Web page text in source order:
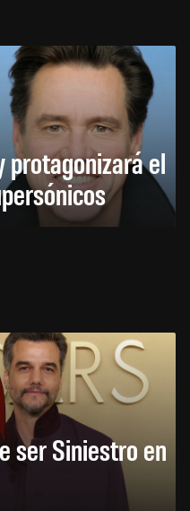
protagonizará el
ser Siniestro en